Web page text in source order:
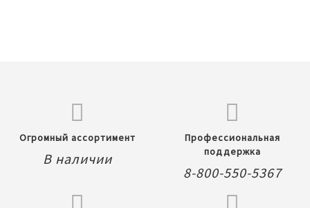
Огромный ассортимент
В наличии
Профессиональная
поддержка
8-800-550-5367